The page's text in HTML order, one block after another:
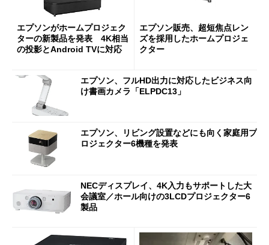
エプソンがホームプロジェク
ターの新製品を発表 4K相当
の投影とAndroid TVに対応
エプソン販売、超短焦点レン
ズを採用したホームプロジェ
クター
エプソン、フルHD出力に対応したビジネス向
け書画カメラ「ELPDC13」
エプソン、リビング設置などにも向く家庭用プ
ロジェクター6機種を発表
NECディスプレイ、4K入力もサポートした大
会議室／ホール向けの3LCDプロジェクター6
製品